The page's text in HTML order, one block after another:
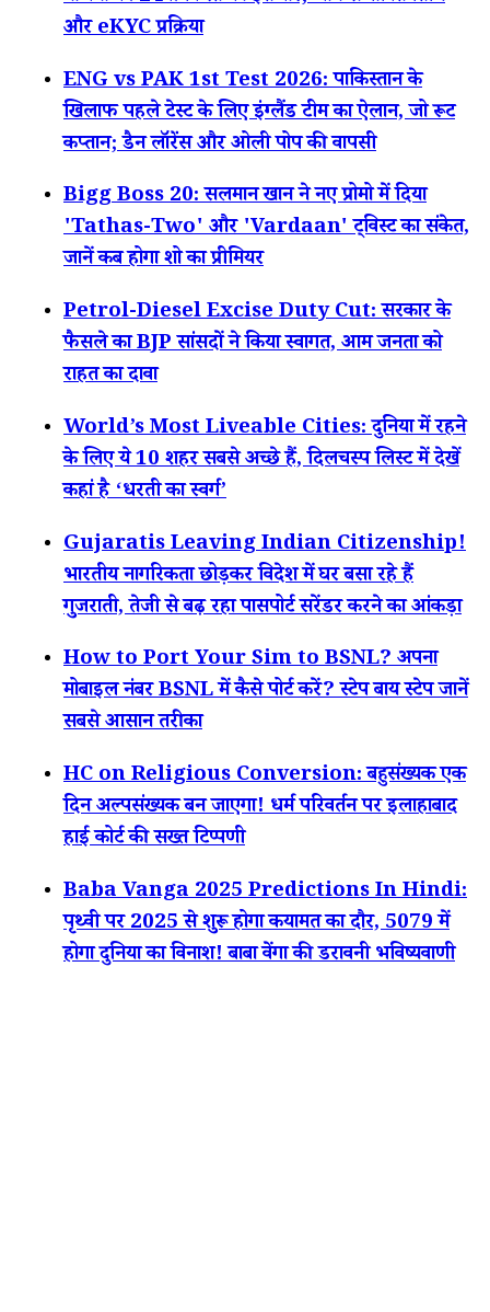
और eKYC प्रक्रिया
ENG vs PAK 1st Test 2026: पाकिस्तान के
खिलाफ पहले टेस्ट के लिए इंग्लैंड टीम का ऐलान, जो रूट
कप्तान; डैन लॉरेंस और ओली पोप की वापसी
Bigg Boss 20: सलमान खान ने नए प्रोमो में दिया
'Tathas-Two' और 'Vardaan' ट्विस्ट का संकेत,
जानें कब होगा शो का प्रीमियर
Petrol-Diesel Excise Duty Cut: सरकार के
फैसले का BJP सांसदों ने किया स्वागत, आम जनता को
राहत का दावा
World’s Most Liveable Cities: दुनिया में रहने
के लिए ये 10 शहर सबसे अच्छे हैं, दिलचस्प लिस्ट में देखें
कहां है ‘धरती का स्वर्ग’
Gujaratis Leaving Indian Citizenship!
भारतीय नागरिकता छोड़कर विदेश में घर बसा रहे हैं
गुजराती, तेजी से बढ़ रहा पासपोर्ट सरेंडर करने का आंकड़ा
How to Port Your Sim to BSNL? अपना
मोबाइल नंबर BSNL में कैसे पोर्ट करें? स्टेप बाय स्टेप जानें
सबसे आसान तरीका
HC on Religious Conversion: बहुसंख्यक एक
दिन अल्पसंख्यक बन जाएगा! धर्म परिवर्तन पर इलाहाबाद
हाई कोर्ट की सख्त टिप्पणी
Baba Vanga 2025 Predictions In Hindi:
पृथ्वी पर 2025 से शुरू होगा कयामत का दौर, 5079 में
होगा दुनिया का विनाश! बाबा वेंगा की डरावनी भविष्यवाणी